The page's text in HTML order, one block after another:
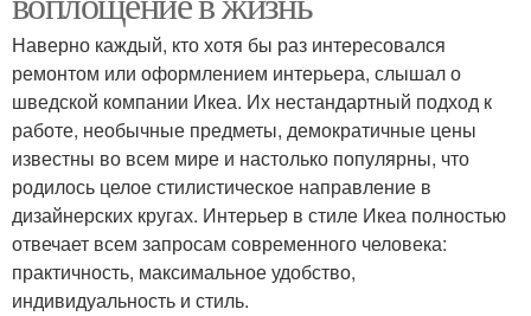
Наверно каждый, кто хотя бы раз интересовался
ремонтом или оформлением интерьера, слышал о
шведской компании Икеа. Их нестандартный подход к
работе, необычные предметы, демократичные цены
известны во всем мире и настолько популярны, что
родилось целое стилистическое направление в
дизайнерских кругах. Интерьер в стиле Икеа полностью
отвечает всем запросам современного человека:
практичность, максимальное удобство,
индивидуальность и стиль.